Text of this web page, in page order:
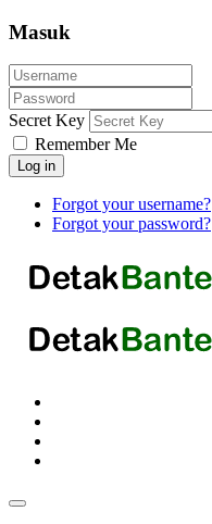
Masuk
Secret Key
Remember Me
Log in
Forgot your username?
Forgot your password?